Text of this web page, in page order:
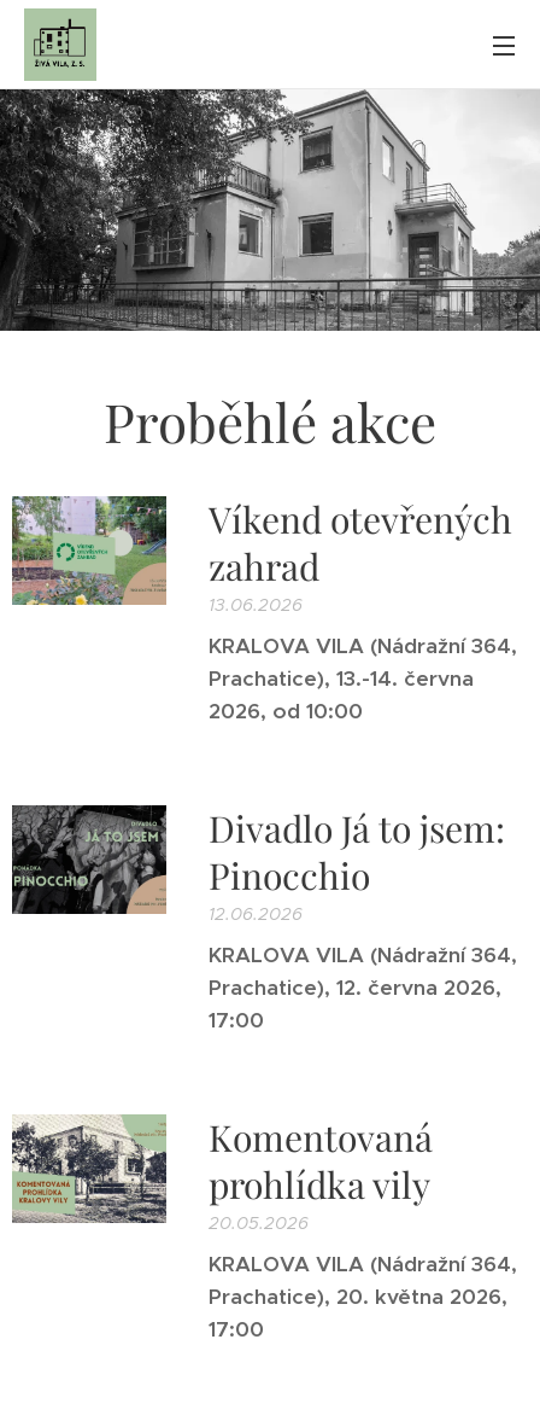
Proběhlé akce
Víkend otevřených
zahrad
13.06.2026
KRALOVA VILA (Nádražní 364,
Prachatice), 13.-14. června
2026, od 10:00
Divadlo Já to jsem:
Pinocchio
12.06.2026
KRALOVA VILA (Nádražní 364,
Prachatice), 12. června 2026,
17:00
Komentovaná
prohlídka vily
20.05.2026
KRALOVA VILA (Nádražní 364,
Prachatice), 20. května 2026,
17:00